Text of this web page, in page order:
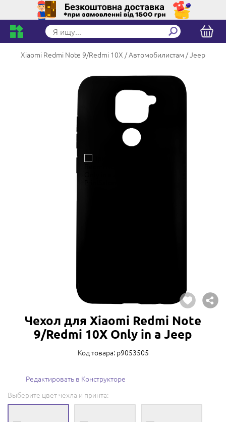
Xiaomi Redmi Note 9/Redmi 10X Автомобилистам Jeep
Чехол для Xiaomi Redmi Note
9/Redmi 10X Only in a Jeep
Код товара: p9053505
Редактировать в Конструкторе
Выберите цвет чехла и принта: